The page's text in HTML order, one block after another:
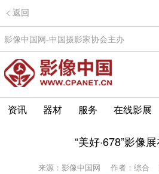
返回
影像中国网-中国摄影家协会主办
资讯 器材 服务 在线影展
“美好·678”影像
来源：影像中国网 作者：综合